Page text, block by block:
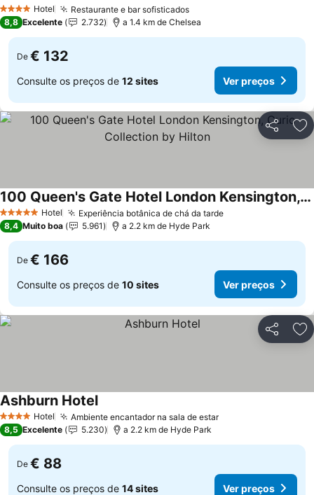
4 EstrelasHotel Restaurante e bar sofisticados
8,8 Excelente 2.732 a 1.4 km de Chelsea
De € 132
Consulte os preços de 12 sites Ver preços
Partilhar
5 Estrelas Hotel Experiência botânica de chá da tarde
100 Queen's Gate Hotel London Kensington, Curio Collection by Hilton
8,4 Muito boa 5.961 a 2.2 km de Hyde Park
De € 166
Consulte os preços de 10 sites Ver preços
Partilhar
4 EstrelasHotel Ambiente encantador na sala de estar
Ashburn Hotel
8,5 Excelente 5.230 a 2.2 km de Hyde Park
De € 88
Consulte os preços de 14 sites Ver preços